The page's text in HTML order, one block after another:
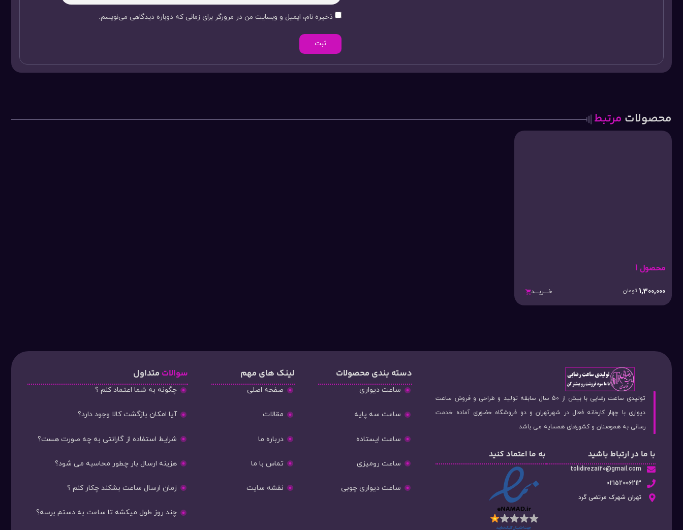
ذخیره نام، ایمیل و وبسایت من در مرورگر برای زمانی که دوباره دیدگاهی می‌نویسم.
محصولات مرتبط
محصول 1
1,300,000 تومان خـــریـــد
تولیدی ساعت رضایی با بیش از 50 سال سابقه تولید و طراحی و فروش ساعت
دیواری با چهار کارخانه فعال در شهرتهران و دو فروشگاه حضوری آماده خدمت
رسانی به هموصنان و کشورهای همسایه می باشد
با ما در ارتباط باشید
tolidirezai20@gmail.com
02152006213
تهران شهرک مرتضی گرد
به ما اعتماد کنید
دسته‌ بندی محصولات
ساعت دیواری
ساعت سه پایه
ساعت ایستاده
ساعت رومیزی
ساعت دیواری چوبی
لینک های مهم
صفحه اصلی
مقالات
درباره ما
تماس با ما
نقشه سایت
سوالات متداول
چگونه به شما اعتماد کنم ؟
آیا امکان بازگشت کالا وجود دارد؟
شرایط استفاده از گارانتی به چه صورت هست؟
هزینه ارسال بار چطور محاسبه می شود؟
زمان ارسال ساعت بشکند چکار کنم ؟
چند روز طول میکشه تا ساعت به دستم برسه؟